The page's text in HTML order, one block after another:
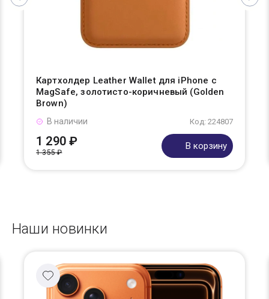
Картхолдер Leather Wallet для iPhone с
MagSafe, золотисто-коричневый (Golden
Brown)
Код: 224807
В наличии
1 290 ₽
1 355 ₽
В корзину
Наши новинки